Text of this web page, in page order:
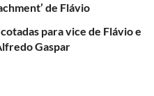
de Flávio
para vice de Flávio e
Gaspar